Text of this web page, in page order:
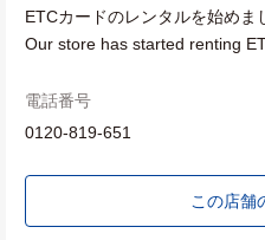
ETCカードのレンタルを始めま
Our store has started renting
電話番号
0120-819-651
この店舗